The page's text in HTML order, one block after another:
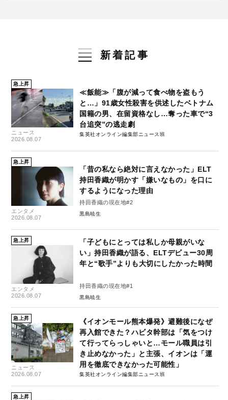
新着記事
急上昇
ニュース
2026.08.07
≪飯能≫「腹が減って食べ物を盗もう
と…」91歳女性殺害を供述したベトナム
国籍の男、在留資格なし…奪った車で“3
台追突”の逃走劇
集英社オンライン編集部ニュース班
急上昇
エンタメ
2026.08.07
「昔の私なら絶対に言えなかった」ELT
持田香織が明かす「嫌いなもの」を口に
するようになった理由
持田香織の現在地#2
黒島暁生
急上昇
エンタメ
2026.08.07
「子どもにとっては私しか母親がいな
い」持田香織が語る、ELTデビュー30周
年と“歌手”よりも大切にしたかった時間
持田香織の現在地#1
黒島暁生
急上昇
ニュース
2026.08.07
《イオンモール熊本爆発》避難後になぜ
再入館できた？ハビタ幹部は「気をつけ
て行ってらっしゃいと…モール職員は引
き止めなかった」と主張、イオンは「運
用を徹底できなかった可能性」
集英社オンライン編集部ニュース班
急上昇